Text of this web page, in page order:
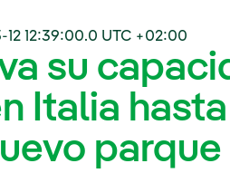
12:39:00.0 UTC +02:00
su
Italia